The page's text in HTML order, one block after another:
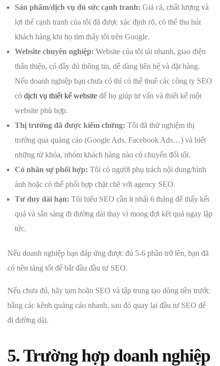
Sản phẩm/dịch vụ đủ sức cạnh tranh: Giá cả, chất lượng và
lợi thế cạnh tranh của tôi đã được xác định rõ, có thể thu hút
khách hàng khi họ tìm thấy tôi trên Google.
Website chuyên nghiệp: Website của tôi tải nhanh, giao diện
thân thiện, có đầy đủ thông tin, dễ dàng liên hệ và đặt hàng.
Nếu doanh nghiệp bạn chưa có thì có thể thuê các công ty SEO
có dịch vụ thiết kế website để họ giúp tư vấn và thiết kế một
website phù hợp.
Thị trường đã được kiểm chứng: Tôi đã thử nghiệm thị
trường qua quảng cáo (Google Ads, Facebook Ads…) và biết
những từ khóa, nhóm khách hàng nào có chuyển đổi tốt.
Có nhân sự phối hợp: Tôi có người phụ trách nội dung/hình
ảnh hoặc có thể phối hợp chặt chẽ với agency SEO.
Tư duy dài hạn: Tôi hiểu SEO cần ít nhất 6 tháng để thấy kết
quả và sẵn sàng đi đường dài thay vì mong đợi kết quả ngay lập
tức.
Nếu doanh nghiệp bạn đáp ứng được đủ 5-6 phần trở lên, bạn đã
có nền tảng tốt để bắt đầu đầu tư SEO.
Nếu chưa đủ, hãy tạm hoãn SEO và tập trung tạo dòng tiền trước
bằng các kênh quảng cáo nhanh, sau đó quay lại đầu tư SEO để
đi đường dài.
5. Trường hợp doanh nghiệp